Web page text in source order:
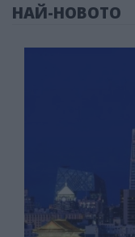
НАЙ-НОВОТО